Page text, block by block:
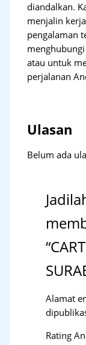
diandalkan.
menjalin
pengalaman
atau untuk
perjalanan
Ulasan
Belum ada
Alamat
Rating